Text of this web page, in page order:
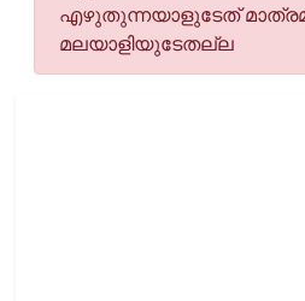
എഴുതുന്നയാളുടേത്
മലയാളിയുടേതല്ല